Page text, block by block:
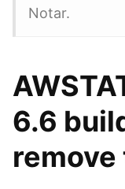
Notar.
6.6
remove